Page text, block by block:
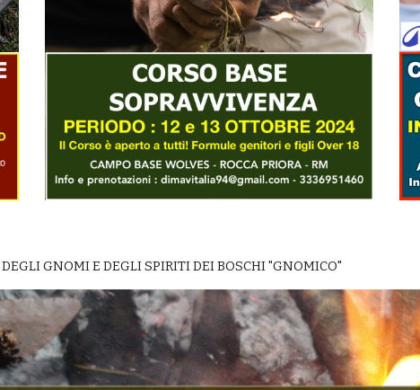
GNOMI E DEGLI SPIRITI DEI BOSCHI "GNOMICO"